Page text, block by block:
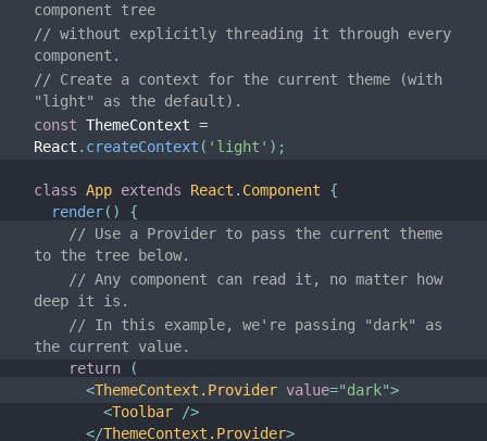
component tree
// without explicitly threading it through every
component.
// Create a context for the current theme (with
"light" as the default).
const ThemeContext =
React . createContext ( 'light' ) ;
class App extends React . Component
{
render( )
{
// Use a Provider to pass the current theme
to the tree below.
// Any component can read it, no matter how
deep it is.
// In this example, we're passing "dark" as
the current value.
return
(
<ThemeContext.Provider value="dark">
<Toolbar
/>
</ThemeContext.Provider>
TESTING
Tổng Quan Testing
Các Phương Thức Testing
Các Môi Trường Testing
Làm Thế Nào Để Đóng Góp
Tổng Quan Codebase
Chú Thích Triển Khai
Nguyên Tắc Thiết Kế
AJAX và APIs